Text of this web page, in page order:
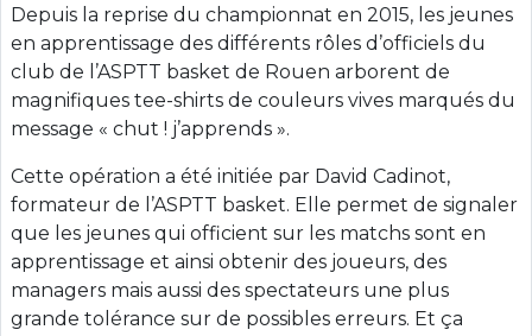
Depuis la reprise du championnat en 2015, les jeunes
en apprentissage des différents rôles d’officiels du
club de l’ASPTT basket de Rouen arborent de
magnifiques tee-shirts de couleurs vives marqués du
message « chut ! j’apprends ».
Cette opération a été initiée par David Cadinot,
formateur de l’ASPTT basket. Elle permet de signaler
que les jeunes qui officient sur les matchs sont en
apprentissage et ainsi obtenir des joueurs, des
managers mais aussi des spectateurs une plus
grande tolérance sur de possibles erreurs. Et ça